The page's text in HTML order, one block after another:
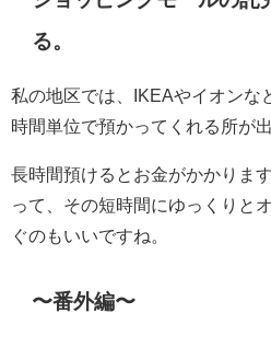
る。
私の地区では、IKEAやイオンな
時間単位で預かってくれる所が
長時間預けるとお金がかかりま
って、その短時間にゆっくりと
ぐのもいいですね。
〜番外編〜